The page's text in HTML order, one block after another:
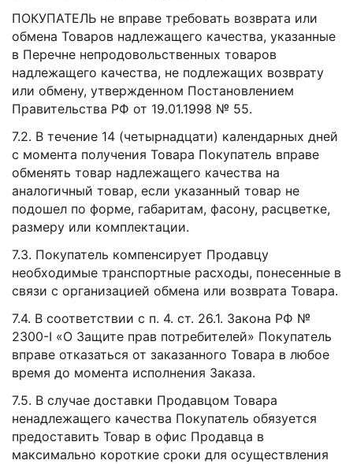
ПОКУПАТЕЛЬ не вправе требовать возврата или
обмена Товаров надлежащего качества, указанные
в Перечне непродовольственных товаров
надлежащего качества, не подлежащих возврату
или обмену, утвержденном Постановлением
Правительства РФ от 19.01.1998 № 55.
7.2. В течение 14 (четырнадцати) календарных дней
с момента получения Товара Покупатель вправе
обменять товар надлежащего качества на
аналогичный товар, если указанный товар не
подошел по форме, габаритам, фасону, расцветке,
размеру или комплектации.
7.3. Покупатель компенсирует Продавцу
необходимые транспортные расходы, понесенные в
связи с организацией обмена или возврата Товара.
7.4. В соответствии с п. 4. ст. 26.1. Закона РФ №
2300-I «О Защите прав потребителей» Покупатель
вправе отказаться от заказанного Товара в любое
время до момента исполнения Заказа.
7.5. В случае доставки Продавцом Товара
ненадлежащего качества Покупатель обязуется
предоставить Товар в офис Продавца в
максимально короткие сроки для осуществления